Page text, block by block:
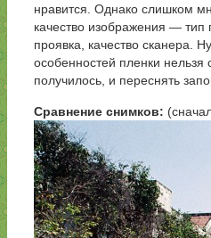
нравится. Однако слишком
качество изображения — тип
проявка, качество сканера.
особенностей пленки нельзя
получилось, и переснять
Сравнение снимков: